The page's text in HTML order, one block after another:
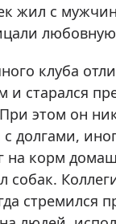
жил с
клуба
и старался
этом он
с долгами,
на корм
стремился